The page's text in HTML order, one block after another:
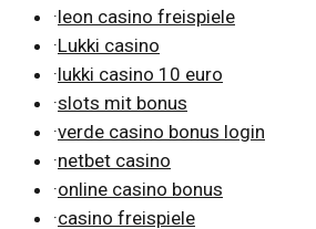
·leon casino freispiele
·Lukki casino
·lukki casino 10 euro
·slots mit bonus
·verde casino bonus login
·netbet casino
·online casino bonus
·casino freispiele